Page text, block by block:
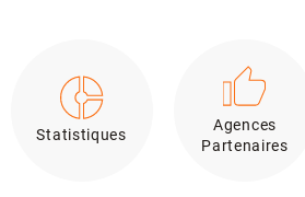
Statistiques
Agences
Partenaires